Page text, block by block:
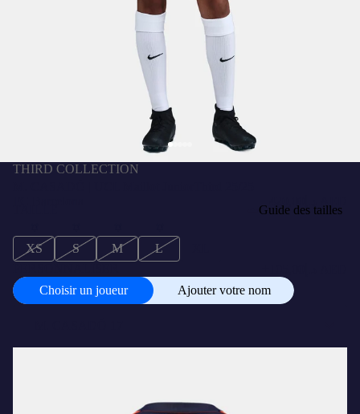
THIRD COLLECTION
Guide des tailles
XS S M L
Choisir un joueur
Ajouter votre nom